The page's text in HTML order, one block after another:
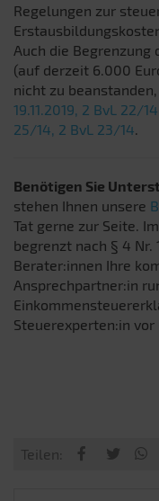
Regelungen zur
Auch die Begrenzung
(auf derzeit 6.000
nicht zu beanstanden,
19.11.2019, 2 BvL 22/
25/14, 2 BvL 23/14
Benötigen Sie
stehen Ihnen unsere
Tat gerne zur Seite.
begrenzt nach § 4 Nr.
Berater:innen Ihre
Ansprechpartner:in
Steuerexperten:in
Teilen: